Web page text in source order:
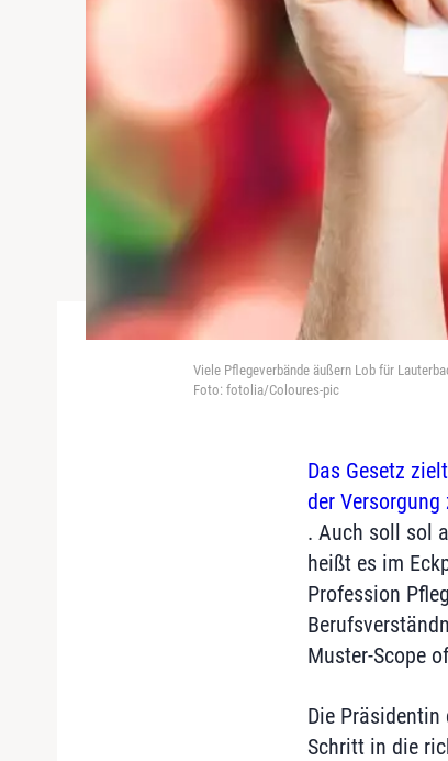
Viele Pflegeverbände äußern Lob für
Foto: fotolia/Coloures-pic
Das Gesetz
der
. Auch soll sol
heißt es im
Profession
Muster-Scope
Die Präsidentin
Schritt in die